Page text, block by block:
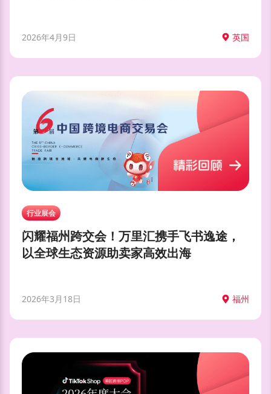
2026年4月9日 英国
行业展会
闪耀福州跨交会！万里汇携手飞书逸途，
以全球生态资源助卖家高效出海
2026年3月18日 福州